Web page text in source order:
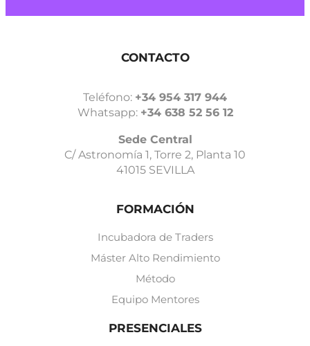
CONTACTO
Teléfono: +34 954 317 944
Whatsapp: +34 638 52 56 12
Sede Central
C/ Astronomía 1, Torre 2, Planta 10
41015 SEVILLA
FORMACIÓN
Incubadora de Traders
Máster Alto Rendimiento
Método
Equipo Mentores
PRESENCIALES